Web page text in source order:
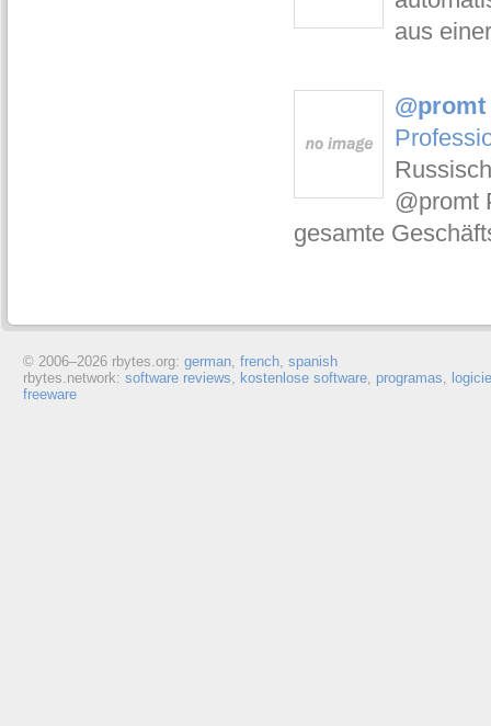
aus
@promt
gesamte
© 2006–2026 rbytes.org: german, french, spanish
rbytes.network: software reviews, kostenlose software, programas,
freeware